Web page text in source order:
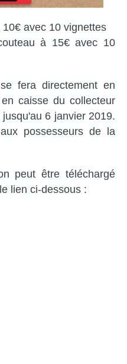
avec 10 vignettes
à 15€ avec 10
fera directement en
caisse du collecteur
6 janvier 2019.
possesseurs de la
peut être téléchargé
lien ci-dessous :